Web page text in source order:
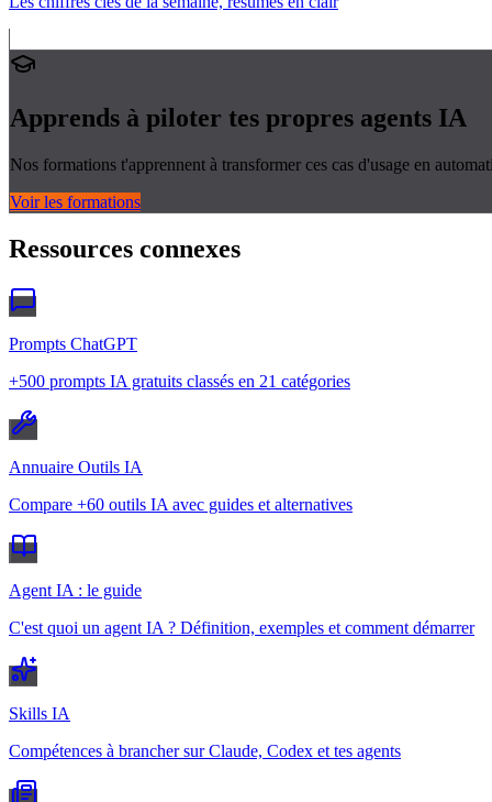
Apprends à piloter tes propres agents IA
Nos formations t'apprennent à transformer ces cas d'usage en
Voir les formations
Ressources connexes
Prompts ChatGPT
+500 prompts IA gratuits classés en 21 catégories
Annuaire Outils IA
Compare +60 outils IA avec guides et alternatives
Agent IA : le guide
C'est quoi un agent IA ? Définition, exemples et comment démarrer
Skills IA
Compétences à brancher sur Claude, Codex et tes agents